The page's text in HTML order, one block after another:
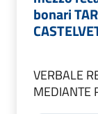
bonari
VERBALE
MEDIANTE